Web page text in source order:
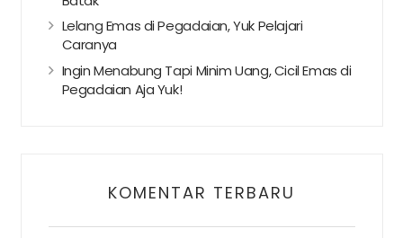
Lelang Emas di Pegadaian, Yuk Pelajari
Caranya
Ingin Menabung Tapi Minim Uang, Cicil Emas di
Pegadaian Aja Yuk!
KOMENTAR TERBARU